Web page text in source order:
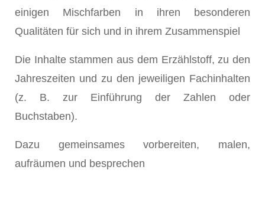
einigen Mischfarben in ihren besonderen
Qualitäten für sich und in ihrem Zusammenspiel
Die Inhalte stammen aus dem Erzählstoff, zu den
Jahreszeiten und zu den jeweiligen Fachinhalten
(z. B. zur Einführung der Zahlen oder
Buchstaben).
Dazu gemeinsames vorbereiten, malen,
aufräumen und besprechen